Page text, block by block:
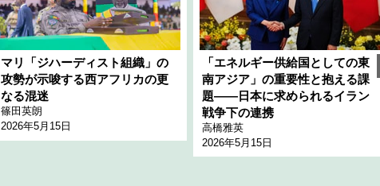
マリ「ジハーディスト組織」の
攻勢が示唆する西アフリカの更
なる混迷
篠田英朗
2026年5月15日
「エネルギー供給国としての東
南アジア」の重要性と抱える課
題――日本に求められるイラン
戦争下の連携
高橋雅英
2026年5月15日